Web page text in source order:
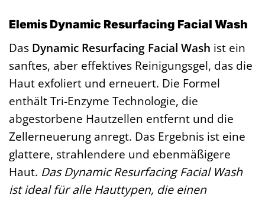
Elemis Dynamic Resurfacing Facial Wash
Das Dynamic Resurfacing Facial Wash ist ein
sanftes, aber effektives Reinigungsgel, das die
Haut exfoliert und erneuert. Die Formel
enthält Tri-Enzyme Technologie, die
abgestorbene Hautzellen entfernt und die
Zellerneuerung anregt. Das Ergebnis ist eine
glattere, strahlendere und ebenmäßigere
Haut. Das Dynamic Resurfacing Facial Wash
ist ideal für alle Hauttypen, die einen